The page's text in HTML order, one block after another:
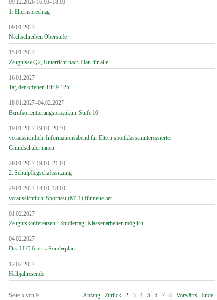
09.12.2026 16:00–18:00
1. Elternsprechtag
09.01.2027
Nachschreiben Oberstufe
15.01.2027
Zeugnisse Q2, Unterricht nach Plan für alle
16.01.2027
Tag der offenen Tür 9-12h
18.01.2027–04.02.2027
Berufsorientierungspraktikum Stufe 10
19.01.2027 19:00–20:30
voraussichtlich: Informationsabend für Eltern sportklasseninteressierter
Grundschüler:innen
26.01.2027 19:00–21:00
2. Schulpflegschaftssitzung
29.01.2027 14:00–18:00
voraussichtlich: Sporttest (MT1) für neue 5er
01.02.2027
Zeugniskonferenzen - Studientag; Klassenarbeiten möglich
04.02.2027
Das LLG feiert - Sonderplan
12.02.2027
Halbjahresende
Seite 5 von 9 Anfang Zurück 2 3 4 5 6 7 8 Vorwärts Ende